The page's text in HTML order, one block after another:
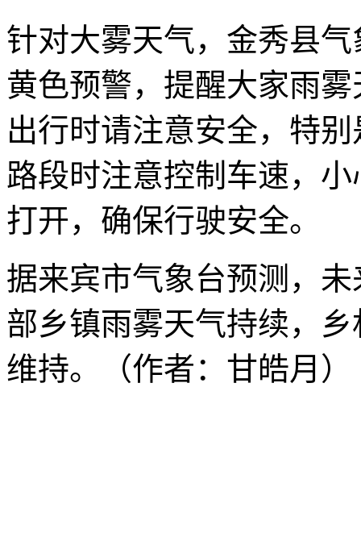
针对大雾天气，金秀县
黄色预警，提醒大家雨
出行时请注意安全，特
路段时注意控制车速，
打开，确保行驶安全。
据来宾市气象台预测，
部乡镇雨雾天气持续，
维持。（作者：甘皓月）